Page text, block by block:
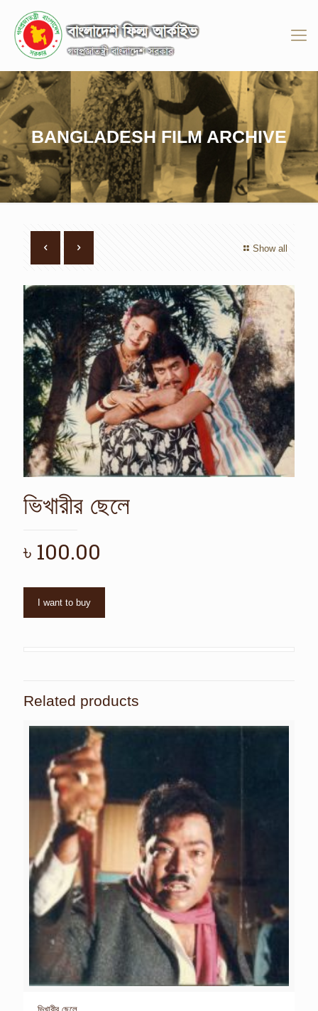
BANGLADESH FILM ARCHIVE
Show all
ভিখারীর ছেলে
৳ 100.00
I want to buy
Related products